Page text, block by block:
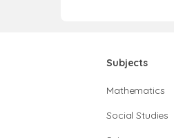
Subjects
Mathematics
Social Studies